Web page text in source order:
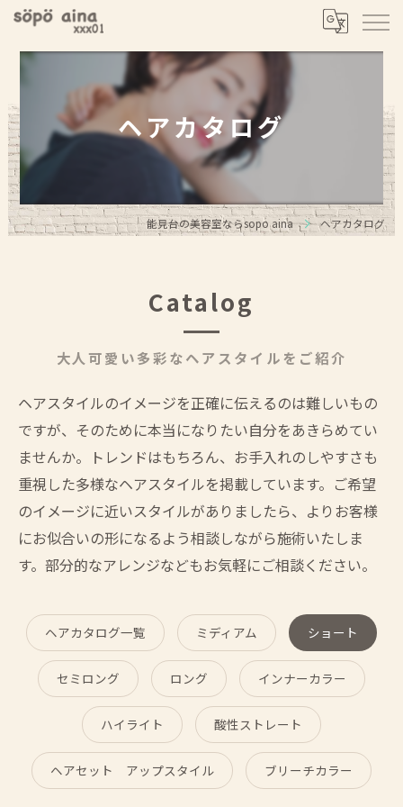
ヘアカタログ
能見台の美容室ならsopo aina ヘアカタログ
Catalog
大人可愛い多彩なヘアスタイルをご紹介
ヘアスタイルのイメージを正確に伝えるのは難しいもの
ですが、そのために本当になりたい自分をあきらめてい
ませんか。トレンドはもちろん、お手入れのしやすさも
重視した多様なヘアスタイルを掲載しています。ご希望
のイメージに近いスタイルがありましたら、よりお客様
にお似合いの形になるよう相談しながら施術いたしま
す。部分的なアレンジなどもお気軽にご相談ください。
ヘアカタログ一覧 ミディアム ショート
セミロング ロング インナーカラー
ハイライト 酸性ストレート
ヘアセット アップスタイル ブリーチカラー